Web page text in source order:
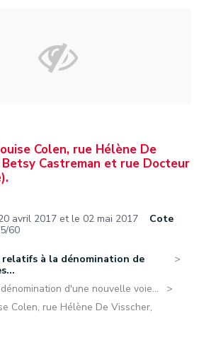
Colen, rue Hélène De
Castreman et rue Docteur
avril 2017 et le 02 mai 2017
Cote
60
à la dénomination de
d'une nouvelle voie...
Colen, rue Hélène De Visscher,